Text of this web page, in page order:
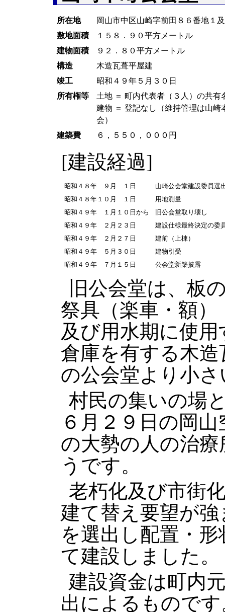
所在地
岡山市中区山崎字前田８６番地１
敷地面積
１５８．９０平方メートル
建物面積
９２．８０平方メートル
構造
木造瓦葺平屋建
竣工
昭和４９年５月３０日
所有権等
土地 ＝ 町内代表者（３人）の共有
建物 ＝ 登記なし（維持管理は山崎
会）
建築費
６，５５０，０００円
[建設経過]
昭和４８年 ９月 １日
山崎公会堂建設委員選
昭和４８年１０月 １日
用地測量
昭和４９年 １月１０日から
旧公会堂取り壊し
昭和４９年 ２月２３日
建設仕様最終決定の委
昭和４９年 ２月２７日
建前（上棟）
昭和４９年 ５月３０日
建物引受
昭和４９年 ７月１５日
公会堂新築披露
旧公会堂は、板
祭具（楽車・額
及び用水期に使
倉庫を有する木
の公会堂より小
村民の集いの場
６月２９日の岡
の大勢の人の治
うです。
老朽化及び市街
建て替え要望が
を選出し配置・
て建設しました。
建設資金は町内
出によるものです